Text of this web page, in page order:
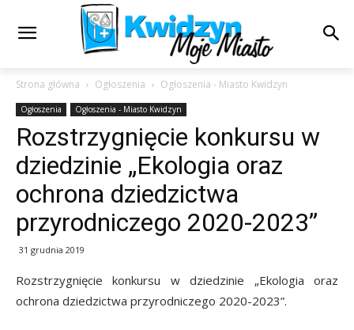
Strona główna Ogłoszenia Ogłoszenia - Miasto Kwidzyn
Ogłoszenia Ogłoszenia - Miasto Kwidzyn
Rozstrzygnięcie konkursu w
dziedzinie „Ekologia oraz
ochrona dziedzictwa
przyrodniczego 2020-2023”
31 grudnia 2019
Rozstrzygnięcie konkursu w dziedzinie „Ekologia oraz
ochrona dziedzictwa przyrodniczego 2020-2023”.